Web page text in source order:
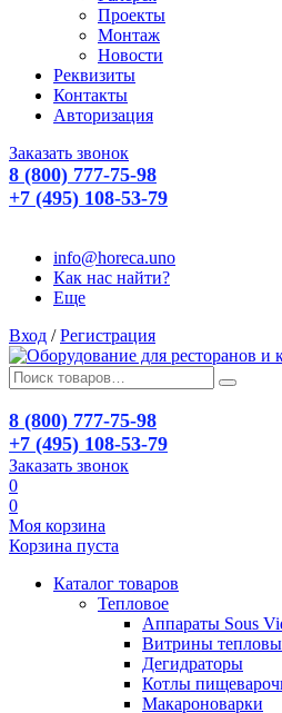
Проекты
Монтаж
Новости
Реквизиты
Контакты
Авторизация
Заказать звонок
8 (800) 777-75-98
+7 (495) 108-53-79
info@horeca.uno
Как нас найти?
Еще
Вход / Регистрация
8 (800) 777-75-98
+7 (495) 108-53-79
Заказать звонок
0
0
Моя корзина
Корзина пуста
Каталог товаров
Тепловое
Аппараты Sous
Витрины
Дегидраторы
Котлы
Макароноварки